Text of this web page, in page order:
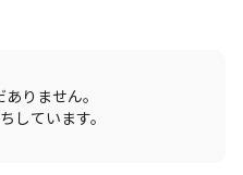
りません。
しています。